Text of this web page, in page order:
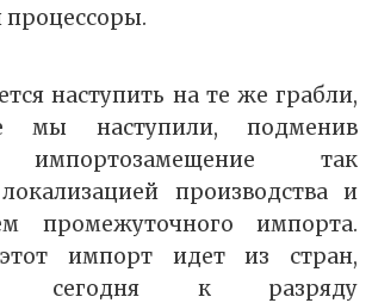
наступить на те же грабли,
мы наступили, подменив
импортозамещение так
производства и
промежуточного импорта.
импорт идет из стран,
сегодня к разряду